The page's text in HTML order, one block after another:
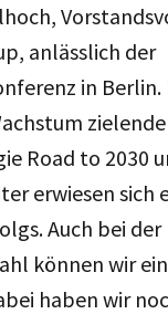
anlässlich der
in Berlin.
zielende
Road to 2030
erwiesen sich
Auch bei der
können wir
haben wir